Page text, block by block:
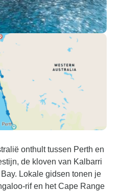
onthult tussen Perth en
de kloven van Kalbarri
Lokale gidsen tonen je
rif en het Cape Range